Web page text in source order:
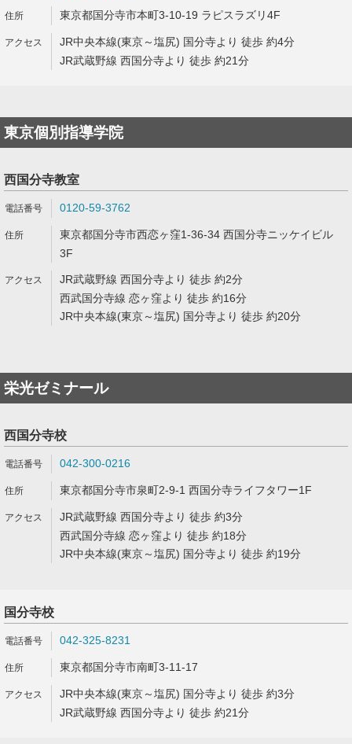
東京都国分寺市本町3-10-19 ラピスラズリ4F
JR中央本線(東京～塩尻) 国分寺より 徒歩 約4分
JR武蔵野線 西国分寺より 徒歩 約21分
東京個別指導学院
西国分寺教室
0120-59-3762
東京都国分寺市西恋ヶ窪1-36-34 西国分寺ニッケイビル
3F
JR武蔵野線 西国分寺より 徒歩 約2分
西武国分寺線 恋ヶ窪より 徒歩 約16分
JR中央本線(東京～塩尻) 国分寺より 徒歩 約20分
栄光ゼミナール
西国分寺校
042-300-0216
東京都国分寺市泉町2-9-1 西国分寺ライフタワー1F
JR武蔵野線 西国分寺より 徒歩 約3分
西武国分寺線 恋ヶ窪より 徒歩 約18分
JR中央本線(東京～塩尻) 国分寺より 徒歩 約19分
国分寺校
042-325-8231
東京都国分寺市南町3-11-17
JR中央本線(東京～塩尻) 国分寺より 徒歩 約3分
JR武蔵野線 西国分寺より 徒歩 約21分